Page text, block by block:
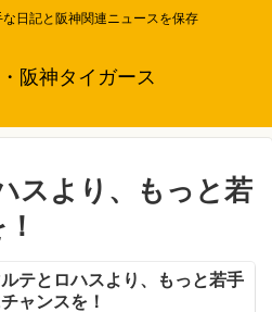
日記と阪神関連ニュースを保存
阪神タイガース
スより、もっと若
テとロハスより、もっと若手
ャンスを！